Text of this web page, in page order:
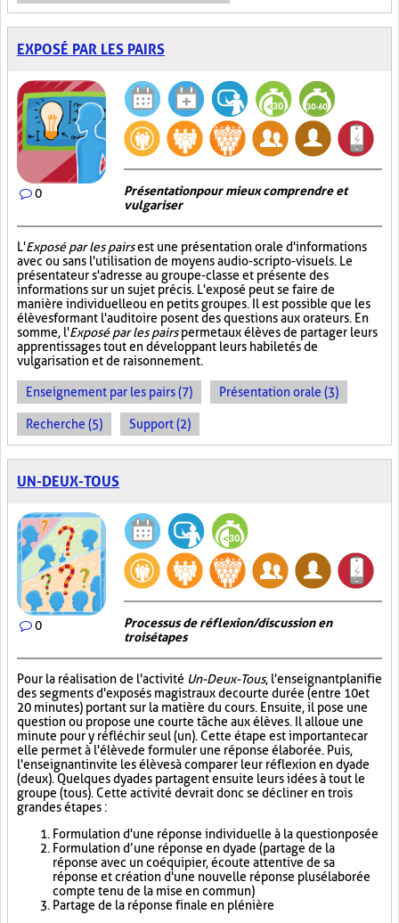
EXPOSÉ PAR LES PAIRS
0
Présentation pour mieux comprendre et
vulgariser
L'Exposé par les pairsest une présentation orale d'informations
avec ou sans l'utilisation de moyens audio-scripto-visuels. Le
présentateur s'adresse au groupe-classe et présente des
informations sur un sujet précis. L'exposé peut se faire de
manière individuelle ou en petits groupes. Il est possible que les
élèves formant l'auditoire posent des questions aux orateurs. En
somme, l'Exposé par les pairspermet aux élèves de partager leurs
apprentissages tout en développant leurs habiletés de
vulgarisation et de raisonnement.
Enseignement par les pairs (7) Présentation orale (3)
Recherche (5) Support (2)
UN-DEUX-TOUS
0
Processus de réflexion/discussion en
trois étapes
Pour la réalisation de l'activité Un-Deux-Tous, l'enseignant planifie
des segments d'exposés magistraux de courte durée (entre 10 et
20 minutes) portant sur la matière du cours. Ensuite, il pose une
question ou propose une courte tâche aux élèves. Il alloue une
minute pour y réfléchir seul (un). Cette étape est importante car
elle permet à l'élève de formuler une réponse élaborée. Puis,
l'enseignant invite les élèves à comparer leur réflexion en dyade
(deux). Quelques dyades partagent ensuite leurs idées à tout le
groupe (tous). Cette activité devrait donc se décliner en trois
grandes étapes :
Formulation d'une réponse individuelle à la question posée
Formulation d’une réponse en dyade (partage de la
réponse avec un coéquipier, écoute attentive de sa
réponse et création d'une nouvelle réponse plus élaborée
compte tenu de la mise en commun)
Partage de la réponse finale en plénière